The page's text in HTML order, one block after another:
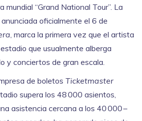
mundial “Grand National Tour”. La
oficialmente el 6 de
, marca la primera vez que el artista
que usualmente alberga
y conciertos de gran escala.
de boletos Ticketmaster
supera los 48 000 asientos,
asistencia cercana a los 40 000 –